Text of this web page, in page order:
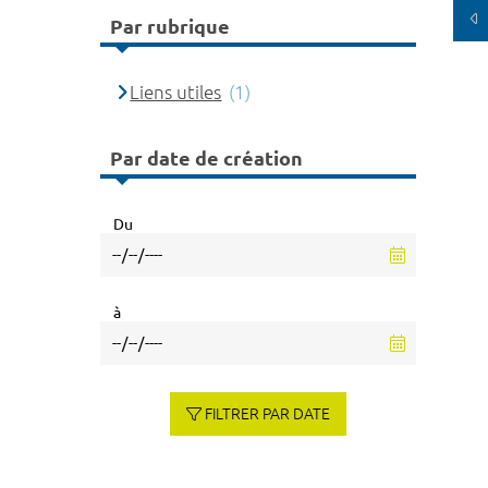
Par rubrique
Liens utiles (1)
Par date de création
Du
à
FILTRER PAR DATE